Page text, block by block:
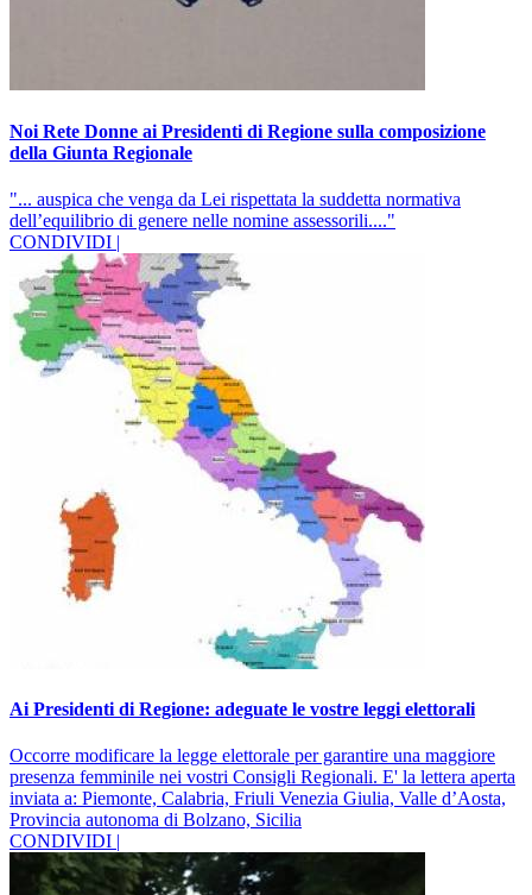
Noi Rete Donne ai Presidenti di Regione sulla composizione
della Giunta Regionale
"... auspica che venga da Lei rispettata la suddetta normativa
dell’equilibrio di genere nelle nomine assessorili...."
CONDIVIDI |
Ai Presidenti di Regione: adeguate le vostre leggi elettorali
Occorre modificare la legge elettorale per garantire una maggiore
presenza femminile nei vostri Consigli Regionali. E' la lettera aperta
inviata a: Piemonte, Calabria, Friuli Venezia Giulia, Valle d’Aosta,
Provincia autonoma di Bolzano, Sicilia
CONDIVIDI |